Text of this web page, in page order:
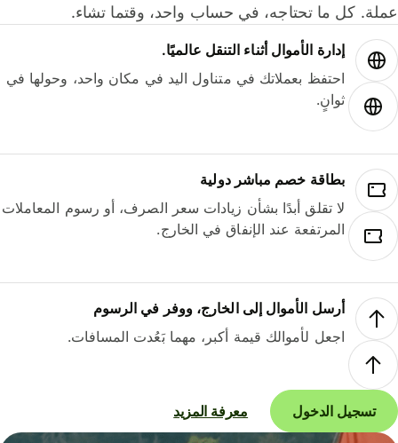
كل ما تحتاجه، في حساب واحد، وقتما تشاء.
إدارة الأموال أثناء التنقل عالميًا.
احتفظ بعملاتك في متناول اليد في مكان واحد، وحولها في
ثوانٍ.
بطاقة خصم مباشر دولية
لا تقلق أبدًا بشأن زيادات سعر الصرف، أو رسوم المعاملات
المرتفعة عند الإنفاق في الخارج.
أرسل الأموال إلى الخارج، ووفر في الرسوم
اجعل لأموالك قيمة أكبر، مهما بَعُدت المسافات.
تسجيل الدخول معرفة المزيد